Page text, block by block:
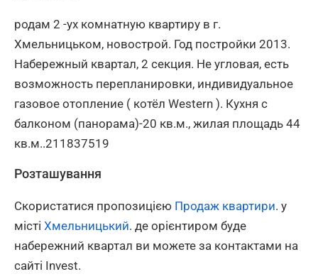
родам 2 -ух комнатную квартиру в г.
Хмельницьком, новострой. Год постройки 2013.
Набережный квартал, 2 секция. Не угловая, есть
возможность перепланировки, индивидуальное
газовое отопление ( котёл Western ). Кухня с
балконом (панорама)-20 кв.м., жилая площадь 44
кв.м..211837519
Розташування
Скористатися пропозицією Продаж квартири. у
місті Хмельницький. де орієнтиром буде
набережний квартал ви можете за контактами на
сайті Invest.